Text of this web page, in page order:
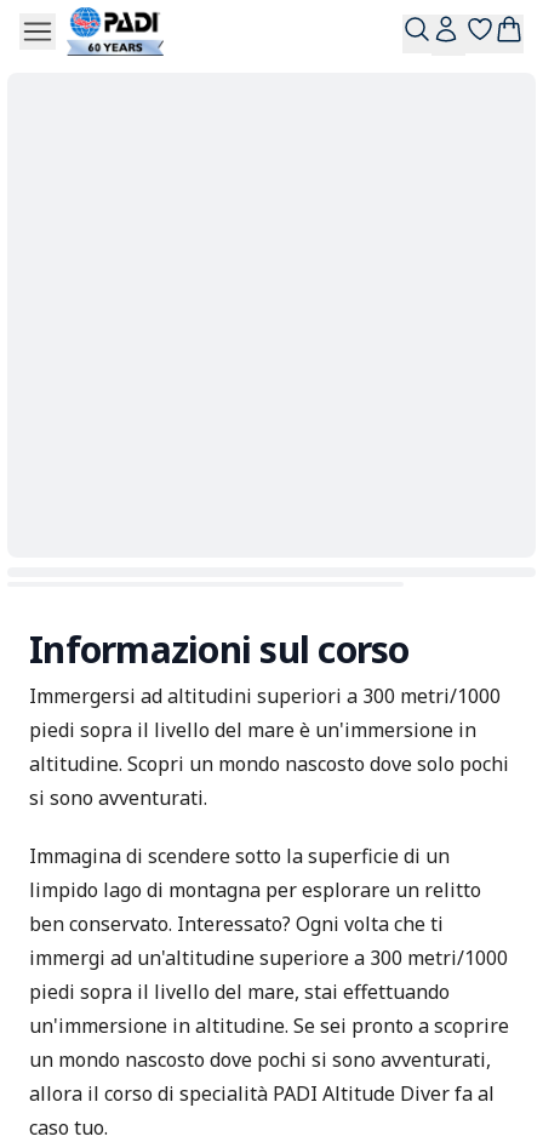
Informazioni sul corso
Immergersi ad altitudini superiori a 300 metri/1000
piedi sopra il livello del mare è un'immersione in
altitudine. Scopri un mondo nascosto dove solo pochi
si sono avventurati.
Immagina di scendere sotto la superficie di un
limpido lago di montagna per esplorare un relitto
ben conservato. Interessato? Ogni volta che ti
immergi ad un'altitudine superiore a 300 metri/1000
piedi sopra il livello del mare, stai effettuando
un'immersione in altitudine. Se sei pronto a scoprire
un mondo nascosto dove pochi si sono avventurati,
allora il corso di specialità PADI Altitude Diver fa al
caso tuo.